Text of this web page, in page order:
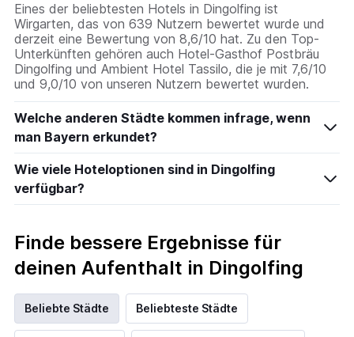
Eines der beliebtesten Hotels in Dingolfing ist
Wirgarten, das von 639 Nutzern bewertet wurde und
derzeit eine Bewertung von 8,6/10 hat. Zu den Top-
Unterkünften gehören auch Hotel-Gasthof Postbräu
Dingolfing und Ambient Hotel Tassilo, die je mit 7,6/10
und 9,0/10 von unseren Nutzern bewertet wurden.
Welche anderen Städte kommen infrage, wenn
man Bayern erkundet?
Wie viele Hoteloptionen sind in Dingolfing
verfügbar?
Finde bessere Ergebnisse für
deinen Aufenthalt in Dingolfing
Beliebte Städte Beliebteste Städte